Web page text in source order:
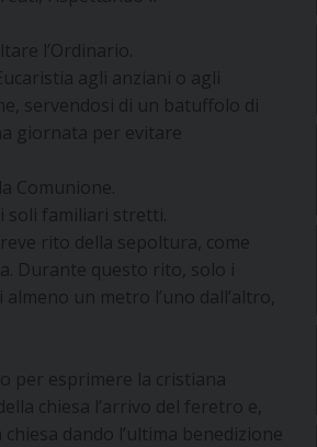
l’Ordinario.
agli anziani o agli
servendosi di un batuffolo di
giornata per evitare
familiari stretti.
rito della sepoltura, come
Durante questo rito, solo i
un metro l’uno dall’altro,
per esprimere la cristiana
chiesa l’arrivo del feretro e,
dando l’ultima benedizione